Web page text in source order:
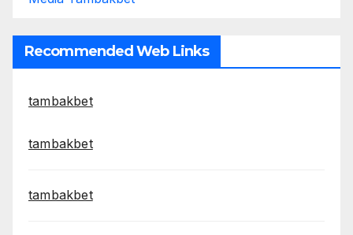
Recommended Web Links
tambakbet
tambakbet
tambakbet